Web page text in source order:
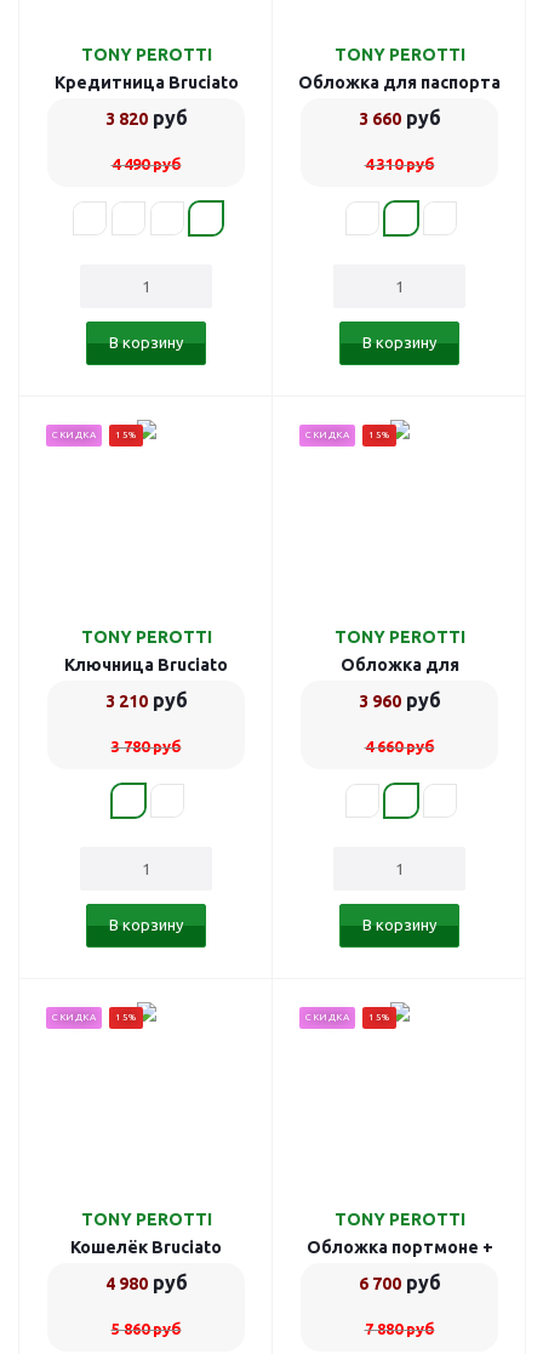
TONY PEROTTI
Кредитница Bruciato
784494/24
3 820руб
4 490руб
В корзину
TONY PEROTTI
Обложка для паспорта
Bruciato 783435/8
3 660руб
4 310руб
В корзину
СКИДКА 15%
TONY PEROTTI
Ключница Bruciato
783339/8
3 210руб
3 780руб
В корзину
СКИДКА 15%
TONY PEROTTI
Обложка для
автодокументов
Bruciato 781446/2
3 960руб
4 660руб
В корзину
СКИДКА 15%
TONY PEROTTI
Кошелёк Bruciato
781371/4
4 980руб
5 860руб
СКИДКА 15%
TONY PEROTTI
Обложка портмоне +
документы Bruciato
781236/3
6 700руб
7 880руб